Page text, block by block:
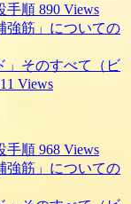
手順 890 Views
強筋」についての
」そのすべて（ビ
Views
手順 968 Views
強筋」についての